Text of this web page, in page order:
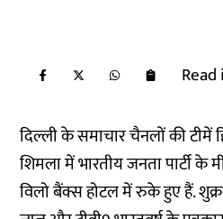
दिल्ली के समाचार चैनलों की टीमें
शिमला में भारतीय जनता पार्टी के
विलो बैंक्स होटल में रुके हुए हैं.